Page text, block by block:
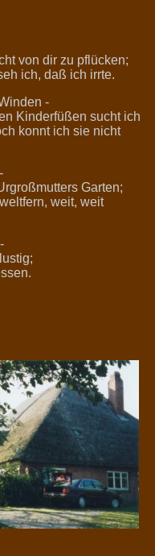
von dir zu pflücken;
ich, daß ich irrte.
-
Kinderfüßen sucht ich
konnt ich sie nicht
Garten;
weit, weit